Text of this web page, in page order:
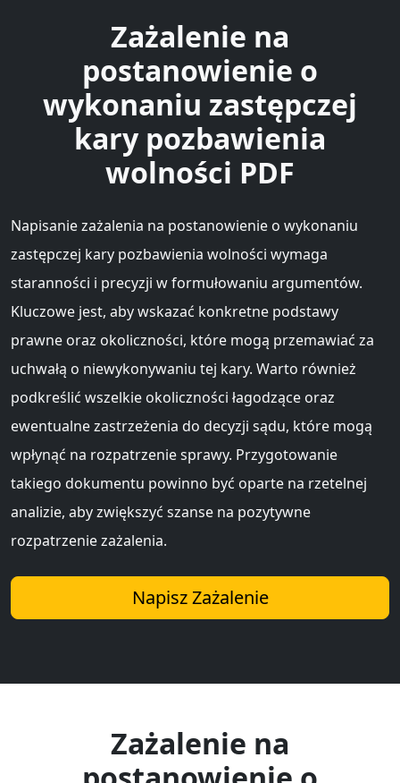
Zażalenie na
postanowienie o
wykonaniu zastępczej
kary pozbawienia
wolności PDF
Napisanie zażalenia na postanowienie o wykonaniu
zastępczej kary pozbawienia wolności wymaga
staranności i precyzji w formułowaniu argumentów.
Kluczowe jest, aby wskazać konkretne podstawy
prawne oraz okoliczności, które mogą przemawiać za
uchwałą o niewykonywaniu tej kary. Warto również
podkreślić wszelkie okoliczności łagodzące oraz
ewentualne zastrzeżenia do decyzji sądu, które mogą
wpłynąć na rozpatrzenie sprawy. Przygotowanie
takiego dokumentu powinno być oparte na rzetelnej
analizie, aby zwiększyć szanse na pozytywne
rozpatrzenie zażalenia.
Napisz Zażalenie
Zażalenie na